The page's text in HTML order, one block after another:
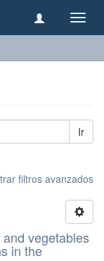
Ir
filtros avanzados
vegetables
in the